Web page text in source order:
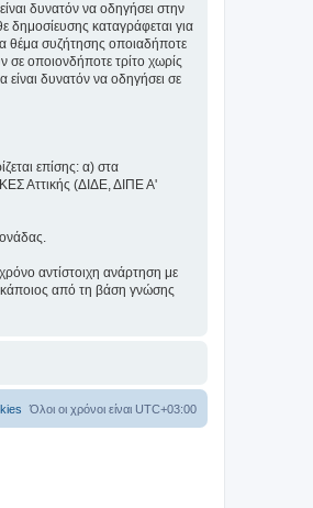
δυνατόν να οδηγήσει στην
δημοσίευσης καταγράφεται για
θέμα συζήτησης οποιαδήποτε
σε οποιονδήποτε τρίτο χωρίς
δυνατόν να οδηγήσει σε
επίσης: α) στα
Αττικής (ΔΙΔΕ, ΔΙΠΕ Α'
αντίστοιχη ανάρτηση με
κάποιος από τη βάση γνώσης
Όλοι οι χρόνοι είναι UTC+03:00